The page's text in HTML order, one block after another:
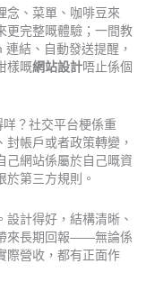
念、菜單、咖啡豆來
更完整嘅體驗；一間教
結、自動發送提醒，
樣嘅網站設計唔止係個
？社交平台梗係重
帳戶或者政策轉變，
己網站係屬於自己嘅資
於第三方規則。
計得好，結構清晰、
來長期回報——無論係
際營收，都有正面作